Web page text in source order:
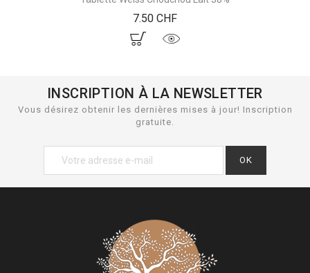
7.50 CHFPrix
INSCRIPTION À LA NEWSLETTER
Vous désirez obtenir les dernières mises à jour! Inscription
gratuite.